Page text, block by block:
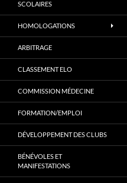
SCOLAIRES
HOMOLOGATIONS
ARBITRAGE
CLASSEMENT ELO
COMMISSION MÉDECINE
FORMATION/EMPLOI
DÉVELOPPEMENT DES CLUBS
BÉNÉVOLES ET
MANIFESTATIONS